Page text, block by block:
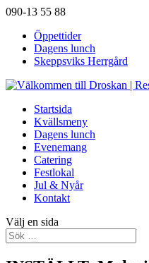
090-13 55 88
Öppettider
Dagens lunch
Skeppsviks Herrgård
Startsida
Kvällsmeny
Dagens lunch
Evenemang
Catering
Festlokal
Jul & Nyår
Kontakt
Välj en sida